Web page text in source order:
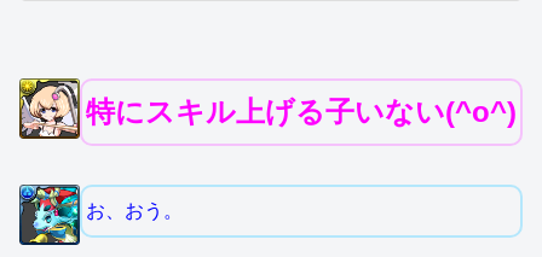
特にスキル上げる子いない(^o^)
お、おう。